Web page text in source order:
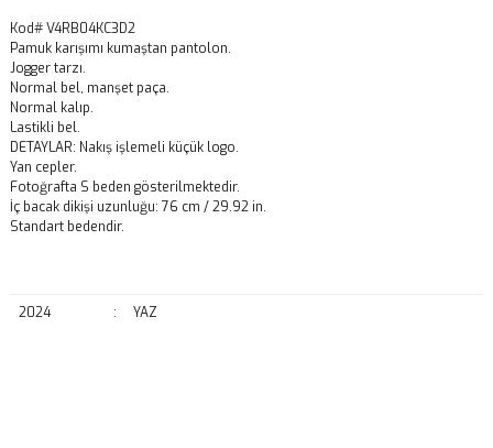
Kod# V4RB04KC3D2
Pamuk karışımı kumaştan pantolon.
Jogger tarzı.
Normal bel, manşet paça.
Normal kalıp.
Lastikli bel.
DETAYLAR: Nakış işlemeli küçük logo.
Yan cepler.
Fotoğrafta S beden gösterilmektedir.
İç bacak dikişi uzunluğu: 76 cm / 29.92 in.
Standart bedendir.
2024 : YAZ